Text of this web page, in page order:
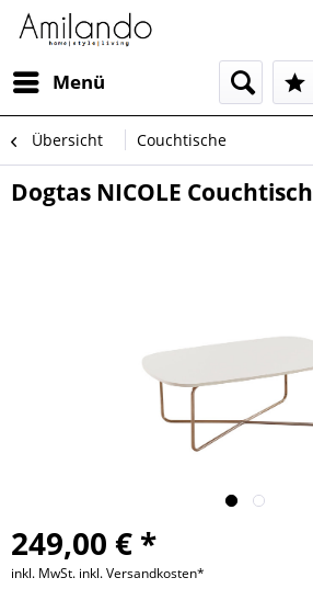
Menü
Übersicht Couchtische
Dogtas NICOLE Couchtisch
249,00 € *
inkl. MwSt. inkl. Versandkosten*